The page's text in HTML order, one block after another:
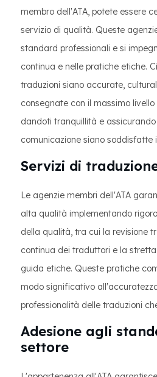
membro dell'ATA, potete essere
servizio di qualità. Queste
standard professionali e si
continua e nelle pratiche etiche.
traduzioni siano accurate,
consegnate con il massimo
dandoti tranquillità e
comunicazione siano soddisfatte
Servizi di
Le agenzie membri dell'ATA
alta qualità implementando
della qualità, tra cui la revisione
continua dei traduttori e la
guida etiche. Queste pratiche
modo significativo
professionalità delle traduzioni
Adesione agli
settore